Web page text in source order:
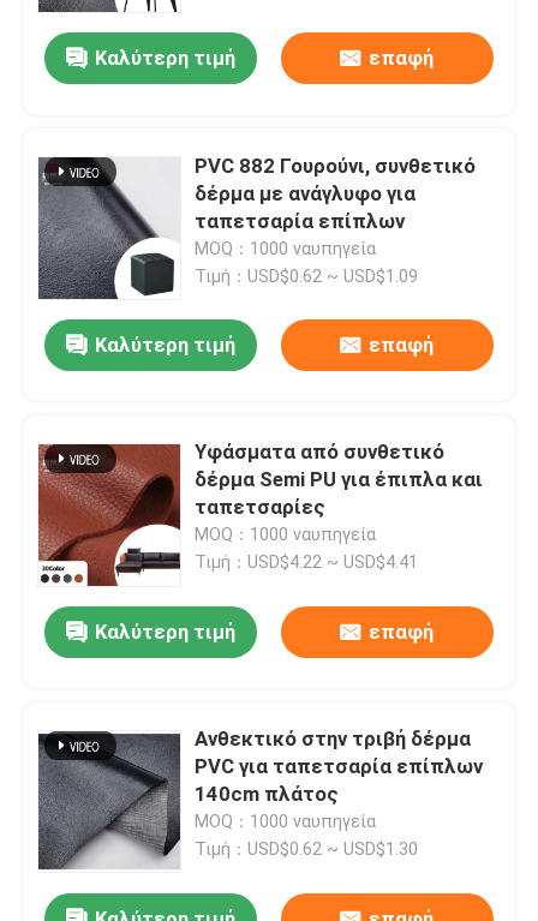
Αφήστε ένα μήνυμα
We bellen je snel terug!
υποβολή
Καλύτερη τιμή επαφή
PVC 882 Γουρούνι, συνθετικό
δέρμα με ανάγλυφο για
ταπετσαρία επίπλων
MOQ：1000 ναυπηγεία
Τιμή：USD$0.62 ~ USD$1.09
Καλύτερη τιμή επαφή
Υφάσματα από συνθετικό
δέρμα Semi PU για έπιπλα και
ταπετσαρίες
MOQ：1000 ναυπηγεία
Τιμή：USD$4.22 ~ USD$4.41
Καλύτερη τιμή επαφή
Ανθεκτικό στην τριβή δέρμα
PVC για ταπετσαρία επίπλων
140cm πλάτος
MOQ：1000 ναυπηγεία
Τιμή：USD$0.62 ~ USD$1.30